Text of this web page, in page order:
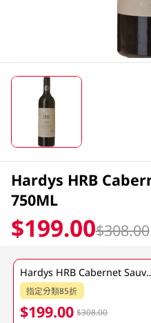
Hardys HRB
750ML
$199.00$308.00
Hardys HRB
指定分類85折
$199.00 $308.00